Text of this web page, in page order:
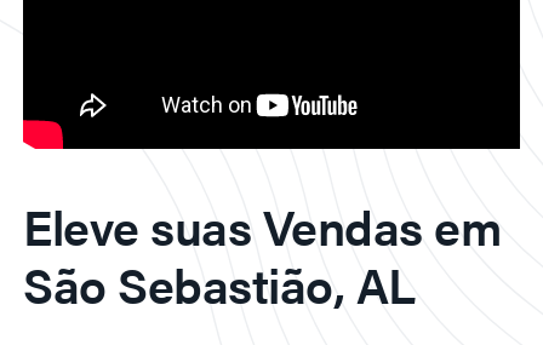
Eleve suas Vendas em
São Sebastião, AL